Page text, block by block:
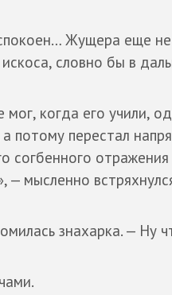
Жущера еще не
словно бы в
когда его учили,
потому перестал
согбенного
— мысленно
знахарка. — Ну